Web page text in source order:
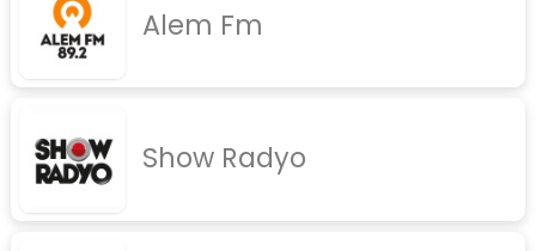
Alem Fm
Show Radyo